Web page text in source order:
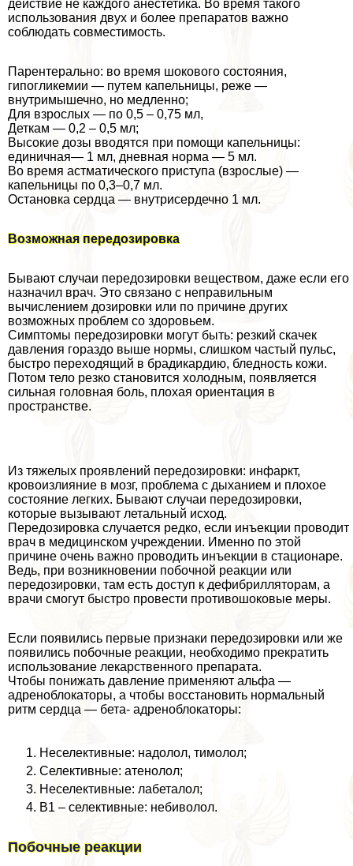
действие не каждого анестетика. Во время такого
использования двух и более препаратов важно
соблюдать совместимость.
Парентерально: во время шокового состояния,
гипогликемии — путем капельницы, реже —
внутримышечно, но медленно;
Для взрослых — по 0,5 – 0,75 мл,
Деткам — 0,2 – 0,5 мл;
Высокие дозы вводятся при помощи капельницы:
единичная— 1 мл, дневная норма — 5 мл.
Во время астматического приступа (взрослые) —
капельницы по 0,3–0,7 мл.
Остановка сердца — внутрисердечно 1 мл.
Возможная передозировка
Бывают случаи передозировки веществом, даже если его
назначил врач. Это связано с неправильным
вычислением дозировки или по причине других
возможных проблем со здоровьем.
Симптомы передозировки могут быть: резкий скачек
давления гораздо выше нормы, слишком частый пульс,
быстро переходящий в брадикардию, бледность кожи.
Потом тело резко становится холодным, появляется
сильная головная боль, плохая ориентация в
прострaнcтве.
Из тяжелых проявлений передозировки: инфаркт,
кровоизлияние в мозг, проблема с дыханием и плохое
состояние легких. Бывают случаи передозировки,
которые вызывают летальный исход.
Передозировка случается редко, если инъекции проводит
врач в медицинском учреждении. Именно по этой
причине очень важно проводить инъекции в стационаре.
Ведь, при возникновении побочной реакции или
передозировки, там есть доступ к дефибрилляторам, а
врачи смогут быстро провести противошоковые меры.
Если появились первые признаки передозировки или же
появились побочные реакции, необходимо прекратить
использование лекарственного препарата.
Чтобы понижать давление применяют альфа —
адреноблокаторы, а чтобы восстановить нормальный
ритм сердца — бета- адреноблокаторы:
Неселективные: надолол, тимолол;
Селективные: атенолол;
Неселективные: лабеталол;
B1 – селективные: небиволол.
Побочные реакции